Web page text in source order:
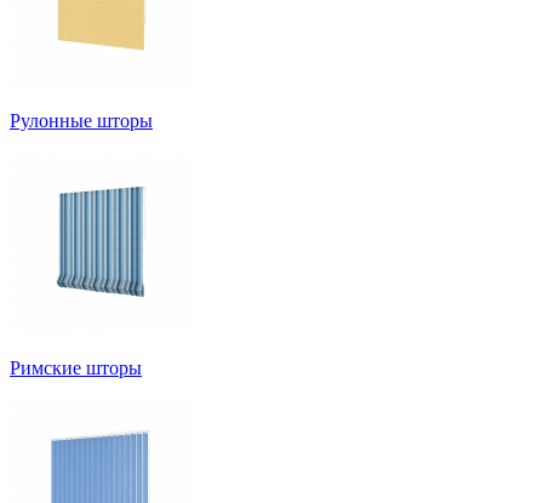
Рулонные шторы
Римские шторы